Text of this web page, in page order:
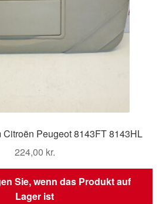
Peugeot 8143FT 8143HL
224,00 kr.
Sie, wenn das Produkt auf
Lager ist